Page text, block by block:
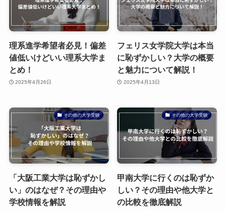
理系進学希望者必見！偏差
値低いけどいい理系大学ま
とめ！
2025年4月26日
フェリス女学院大学は本当
に恥ずかしい？大学の概要
と魅力について解説！
2025年4月13日
その他の大学受験
「大阪工業大学は恥ずかし
い」のはなぜ？その理由や
学校情報を解説
その他の大学受験
甲南大学に行くのは恥ずか
しい？その理由や他大学と
の比較を徹底解説